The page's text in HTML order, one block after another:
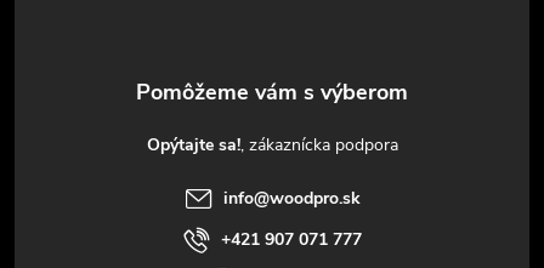
Opýtajte sa!
info@woodpro.sk
+421 907 071 777